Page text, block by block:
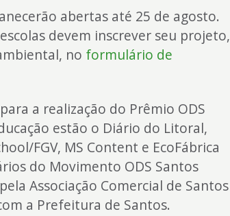
abertas até 25 de agosto.
devem inscrever seu projeto,
no formulário de
a realização do Prêmio ODS
estão o Diário do Litoral,
FGV, MS Content e EcoFábrica
do Movimento ODS Santos
Associação Comercial de Santos
a Prefeitura de Santos.